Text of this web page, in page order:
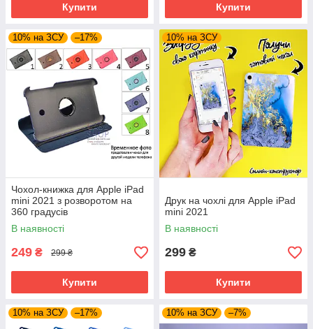
Купити Купити
10% на ЗСУ –17%
Чохол-книжка для Apple iPad
mini 2021 з розворотом на
360 градусів
В наявності
249 ₴ 299 ₴
Купити
10% на ЗСУ
Друк на чохлі для Apple iPad
mini 2021
В наявності
299 ₴
Купити
10% на ЗСУ –17% 10% на ЗСУ –7%